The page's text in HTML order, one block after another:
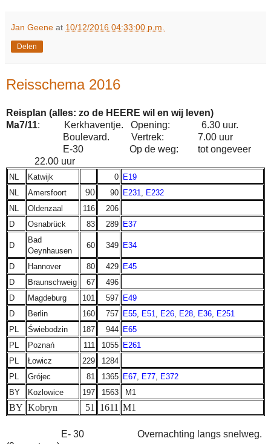
Jan Geene at 10/12/2016 04:33:00 p.m.
Delen
Reisschema 2016
Reisplan (alles: zo de HEERE wil en wij leven)
Ma7/11: Kerkhaventje. Opening: 6.30 uur.
Boulevard. Vertrek: 7.00 uur
E-30 Op de weg: tot ongeveer
22.00 uur
NL Katwijk 0
E19
NL
Amersfoort 90 90 E231
E232
NL
Oldenzaal 116
206
D
Osnabrück 83 289 E37
D
Bad
Oeynhausen
60 349 E34
D Hannover 80 429
E45
D
Braunschweig 67
496
D
Magdeburg 101 597
E49
D
Berlin 160 757 E55 E51 E26 E28 E36
E251
PL
Świebodzin 187 944
E65
PL
Poznań 111 1055
E261
PL
Łowicz 229
1284
PL
Grójec 81 1365 E67 E77
E372
BY
Kozlowice 197 1563 M1
BY Kobryn 51 1611 M1
E- 30 Overnachting langs snelweg.